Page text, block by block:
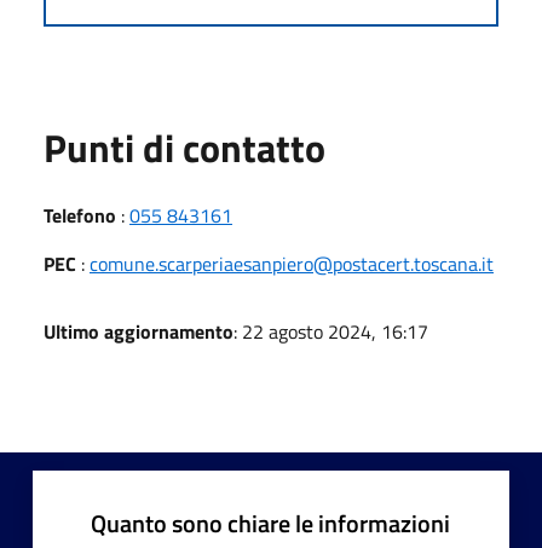
Punti di contatto
Telefono :055 843161
PEC :comune.scarperiaesanpiero@postacert.toscana.it
Ultimo aggiornamento: 22 agosto 2024, 16:17
Quanto sono chiare le informazioni